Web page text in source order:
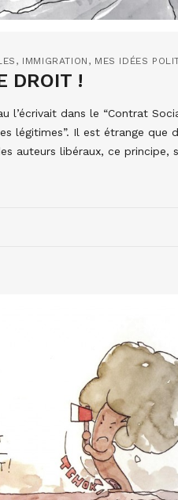
, IMMIGRATION , MES IDÉES
DROIT !
l’écrivait dans le “Contrat
légitimes”. Il est étrange
auteurs libéraux, ce principe,